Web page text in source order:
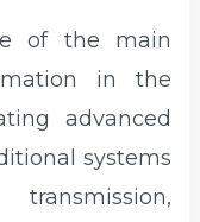
of the main
in the
advanced
systems